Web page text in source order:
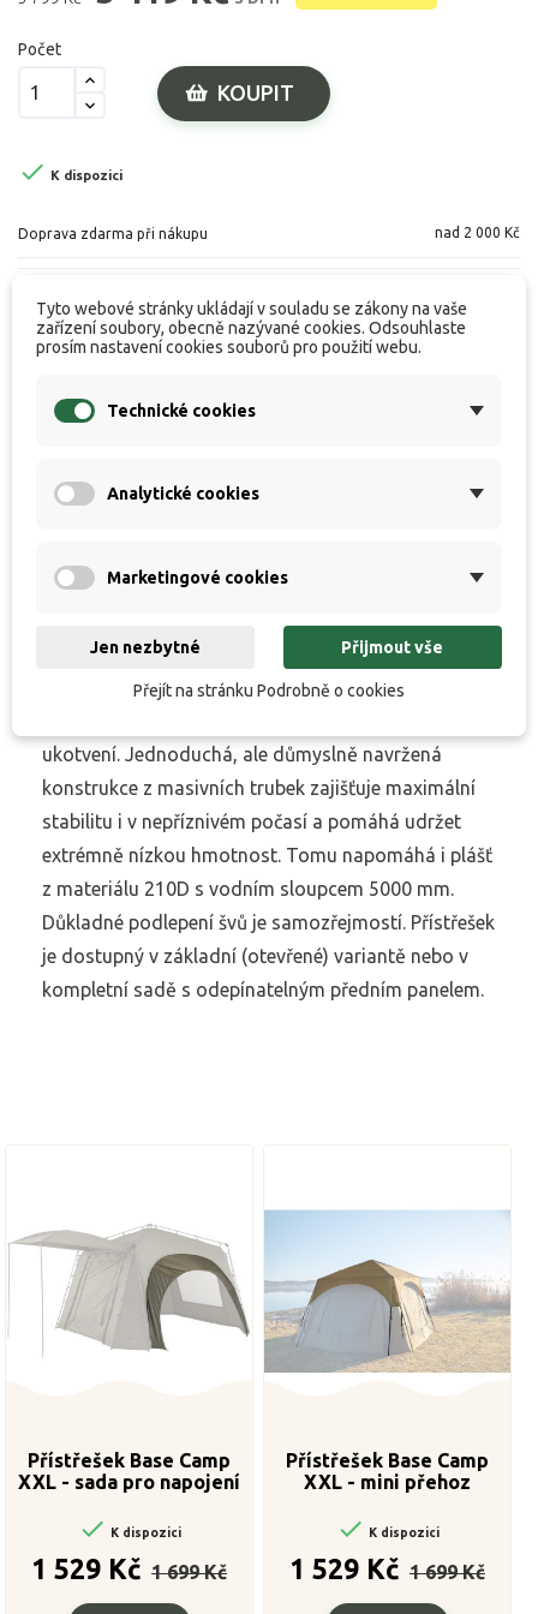
Počet
KOUPIT
 K dispozici
Doprava zdarma při nákupu nad 2 000 Kč
Popis produktu
Specifikace
Hodnocení
Mimořádně praktický přístřešek s minimální
lehátkem nebo dvěma křesly. Jeho rozložení a
důkladné vypnutí pláště je otázkou okamžiku.
ukotvení. Jednoduchá, ale důmyslně navržená
konstrukce z masivních trubek zajišťuje maximální
stabilitu i v nepříznivém počasí a pomáhá udržet
extrémně nízkou hmotnost. Tomu napomáhá i plášť
z materiálu 210D s vodním sloupcem 5000 mm.
Důkladné podlepení švů je samozřejmostí. Přístřešek
je dostupný v základní (otevřené) variantě nebo v
kompletní sadě s odepínatelným předním panelem.
Přístřešek Base Camp
XXL - sada pro napojení
 K dispozici
1 529 Kč
cena
1 699 Kč
Přístřešek Base Camp
XXL - mini přehoz
 K dispozici
1 529 Kč
cena
1 699 Kč
Tyto webové stránky ukládají v souladu se zákony na vaše
zařízení soubory, obecně nazývané cookies. Odsouhlaste
prosím nastavení cookies souborů pro použití webu.
Technické cookies
Analytické cookies
Marketingové cookies
Jen nezbytné Přijmout vše
Přejít na stránku Podrobně o cookies